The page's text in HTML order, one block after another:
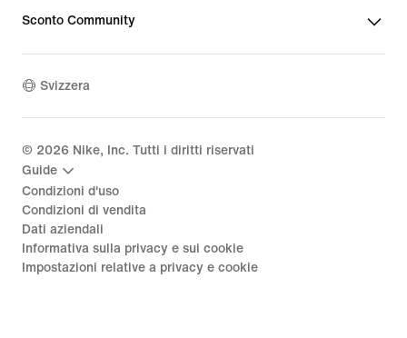
Sconto Community
Svizzera
© 2026 Nike, Inc. Tutti i diritti riservati
Guide
Condizioni d'uso
Condizioni di vendita
Dati aziendali
Informativa sulla privacy e sui cookie
Impostazioni relative a privacy e cookie